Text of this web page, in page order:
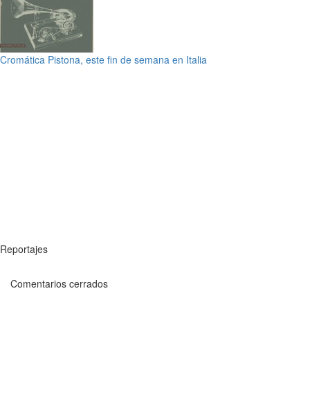
Cromática Pistona, este fin de semana en Italia
Reportajes
Comentarios cerrados